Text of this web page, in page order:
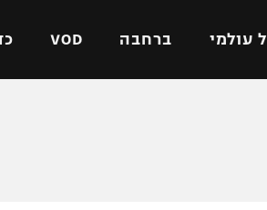
עולמי ברחבה VOD